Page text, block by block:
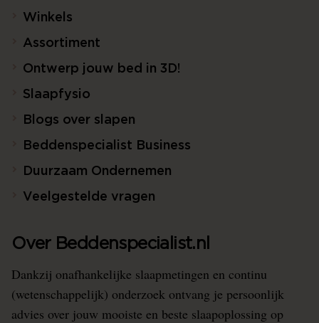
Winkels
Assortiment
Ontwerp jouw bed in 3D!
Slaapfysio
Blogs over slapen
Beddenspecialist Business
Duurzaam Ondernemen
Veelgestelde vragen
Over Beddenspecialist.nl
Dankzij onafhankelijke slaapmetingen en continu
(wetenschappelijk) onderzoek ontvang je persoonlijk
advies over jouw mooiste en beste slaapoplossing op